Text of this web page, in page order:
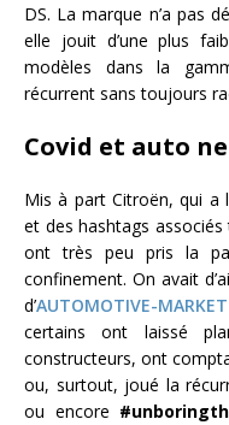
DS. La marque n’a pas
elle jouit d’une plus
modèles dans la
récurrent sans toujours
Covid et auto
Mis à part Citroën, qui a
et des hashtags
ont très peu pris la
confinement. On avait
d’AUTOMOTIVE-
certains ont laissé
constructeurs, ont
ou, surtout, joué la
ou encore